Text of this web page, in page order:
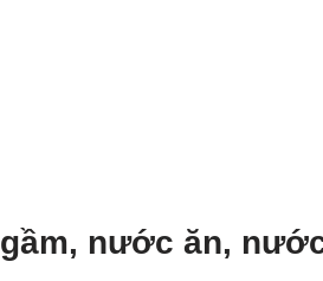
nước ăn,